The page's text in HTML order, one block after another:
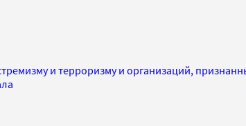
и терроризму и организаций,